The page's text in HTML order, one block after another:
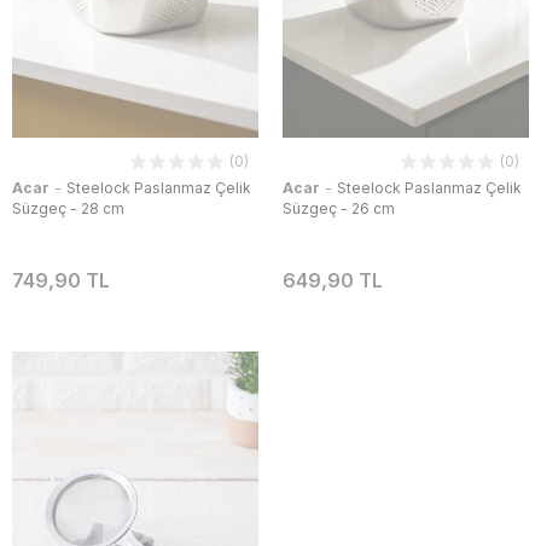
(0)
Acar - Steelock Paslanmaz Çelik
Süzgeç - 28 cm
749,90 TL
(0)
Acar - Steelock Paslanmaz Çelik
Süzgeç - 26 cm
649,90 TL